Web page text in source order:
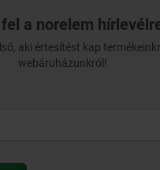
a norelem
aki értesítést kap
webáruházunkról!